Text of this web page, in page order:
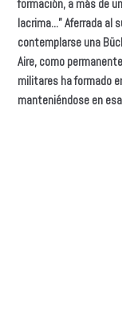
formación, a más de
lacrima...” Aferrada al
contemplarse una
Aire, como
militares ha formado
manteniéndose en